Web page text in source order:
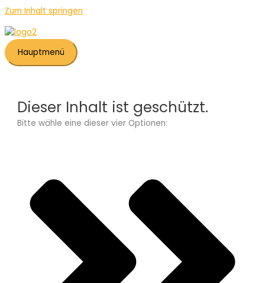
Zum Inhalt springen
Hauptmenü
Dieser Inhalt ist geschützt.
Bitte wähle eine dieser vier Optionen: